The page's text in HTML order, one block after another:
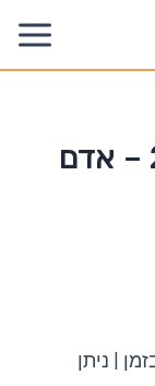
טיול גאורגיה 28.9-5.10 – אדם
| ניתן